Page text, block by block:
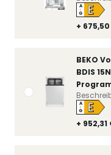
+
A
↑
G E
BEKO
BDIS
+ 952,31
A
↑
G E